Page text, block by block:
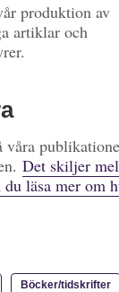
produktion av
artiklar och
våra
Det skiljer
du läsa mer om
Böcker/tidskrifter